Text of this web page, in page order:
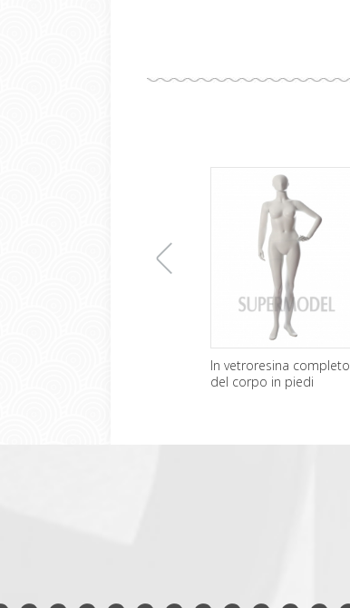
In vetroresina completo
del corpo in piedi